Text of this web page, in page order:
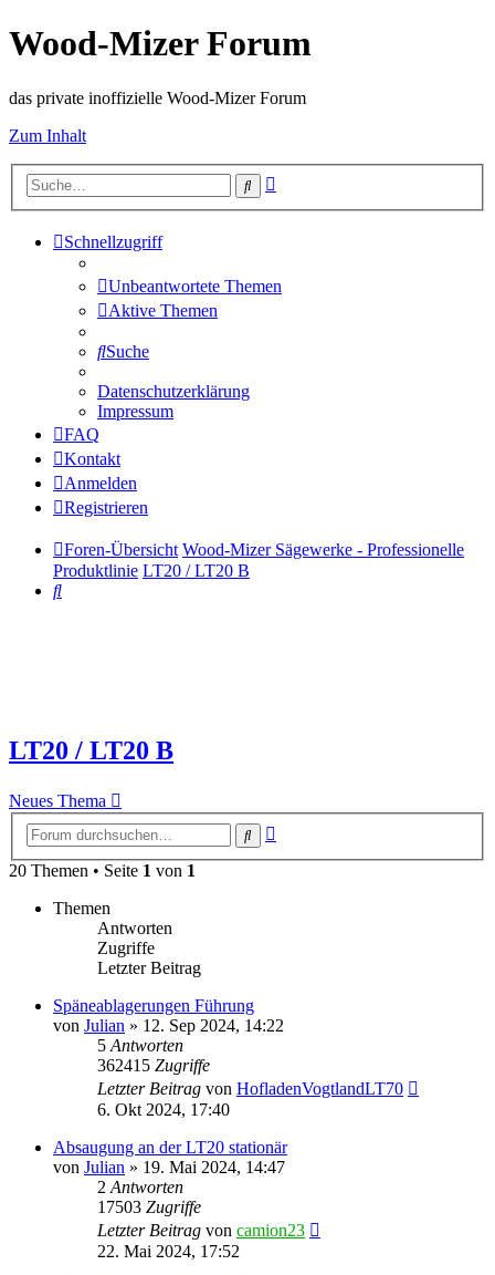
Wood-Mizer Forum
das private inoffizielle Wood-Mizer Forum
Zum Inhalt
Suche
Schnellzugriff
Unbeantwortete Themen
Aktive Themen
Suche
Datenschutzerklärung
Impressum
FAQ
Kontakt
Anmelden
Registrieren
Foren-Übersicht Wood-Mizer Sägewerke - Professionelle
Produktlinie LT20 / LT20 B
Suche
LT20 / LT20 B
Neues Thema
Suche
20 Themen • Seite 1 von 1
Themen
Antworten
Zugriffe
Letzter Beitrag
Späneablagerungen Führung
von Julian » 12. Sep 2024, 14:22
5 Antworten
362415 Zugriffe
Letzter Beitrag von HofladenVogtlandLT70
6. Okt 2024, 17:40
Absaugung an der LT20 stationär
von Julian » 19. Mai 2024, 14:47
2 Antworten
17503 Zugriffe
Letzter Beitrag von camion23
22. Mai 2024, 17:52